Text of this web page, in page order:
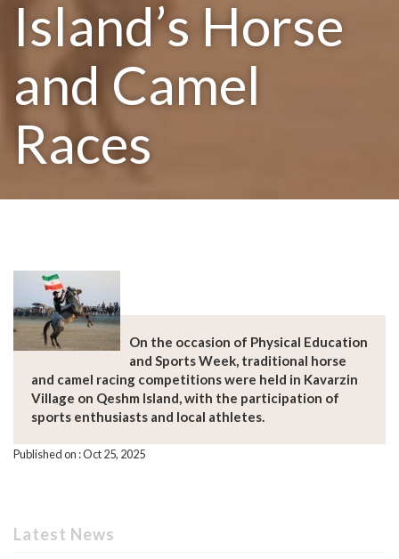
Island’s Horse
and Camel
Races
On the occasion of Physical Education
and Sports Week, traditional horse
and camel racing competitions were held in Kavarzin
Village on Qeshm Island, with the participation of
sports enthusiasts and local athletes.
Published on : Oct 25, 2025
Latest News